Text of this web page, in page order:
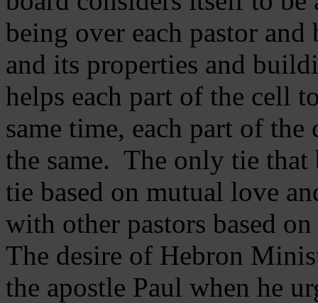
being over each pastor
and its properties and
helps each part of the cell
same time, each part of
the same. The only tie that
tie based on mutual love
with other pastors based
The desire of Hebron
the apostle Paul when he